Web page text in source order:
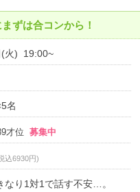
ずは合コンから！
(火) 19:00~
名
才位 募集中
込6930円)
なり1対1で話す不安…。